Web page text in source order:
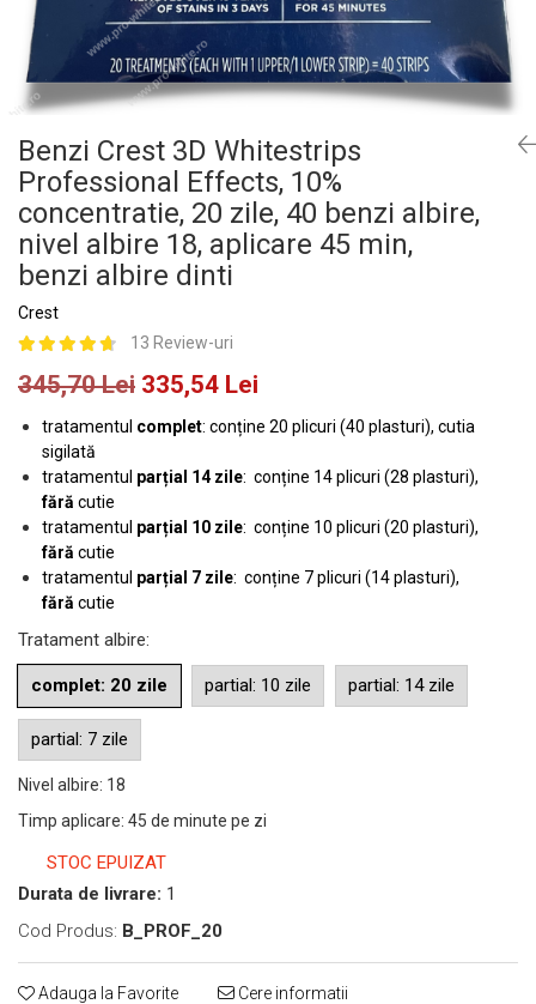
Benzi Crest 3D Whitestrips
Professional Effects, 10%
concentratie, 20 zile, 40 benzi albire,
nivel albire 18, aplicare 45 min,
benzi albire dinti
Crest
13 Review-uri
345,70 Lei 335,54 Lei
tratamentul complet: conține 20 plicuri (40 plasturi), cutia
sigilată
tratamentul parțial 14 zile: conține 14 plicuri (28 plasturi),
fără cutie
tratamentul parțial 10 zile: conține 10 plicuri (20 plasturi),
fără cutie
tratamentul parțial 7 zile: conține 7 plicuri (14 plasturi),
fără cutie
Tratament albire:
complet: 20 zile partial: 10 zile partial: 14 zile
partial: 7 zile
Nivel albire: 18
Timp aplicare: 45 de minute pe zi
STOC EPUIZAT
Durata de livrare: 1
Cod Produs: B_PROF_20
Adauga la Favorite Cere informatii